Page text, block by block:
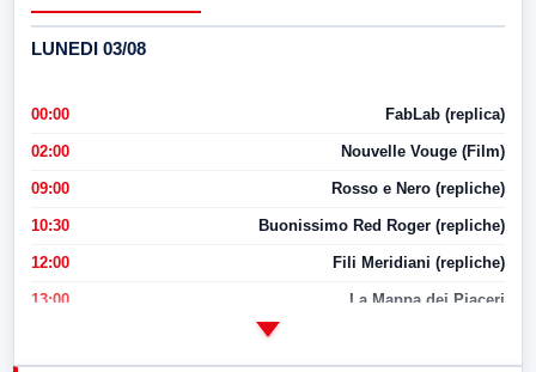
LUNEDI 03/08
00:00 FabLab (replica)
02:00 Nouvelle Vouge (Film)
09:00 Rosso e Nero (repliche)
10:30 Buonissimo Red Roger (repliche)
12:00 Fili Meridiani (repliche)
13:00 La Mappa dei Piaceri